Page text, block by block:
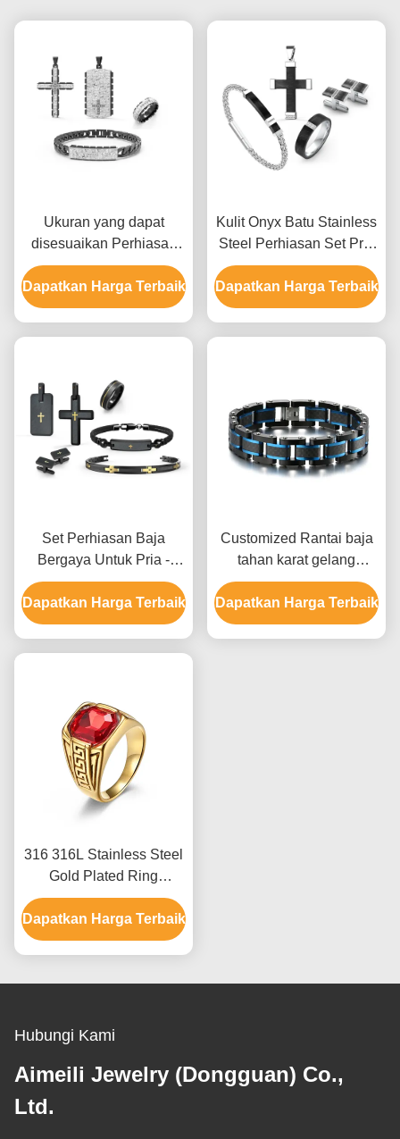
Ukuran yang dapat
disesuaikan Perhiasan
stainless steel set untuk
pria dengan beberapa
permukaan akhir dan
Dapatkan Harga Terbaik
Kulit Onyx Batu Stainless
Steel Perhiasan Set Pria
Kalung Earrings Dan Set
Cincin
Dapatkan Harga Terbaik
Set Perhiasan Baja
Bergaya Untuk Pria -
Cincin Perkawinan dan
Gelang dengan Kemasan
Khusus
Dapatkan Harga Terbaik
Customized Rantai baja
tahan karat gelang
Perhiasan Pria Carbon
Fiber gelang
Dapatkan Harga Terbaik
316 316L Stainless Steel
Gold Plated Ring
Perhiasan Untuk Pria
Dengan Batu Kristal
Ruby
Dapatkan Harga Terbaik
Hubungi Kami
Aimeili Jewelry (Dongguan) Co.,
Ltd.